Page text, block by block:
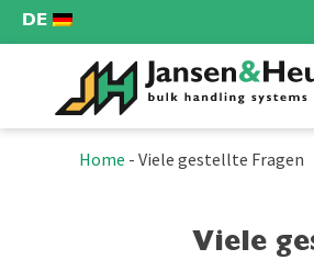
DE
Home - Viele gestellte Fragen
Viele